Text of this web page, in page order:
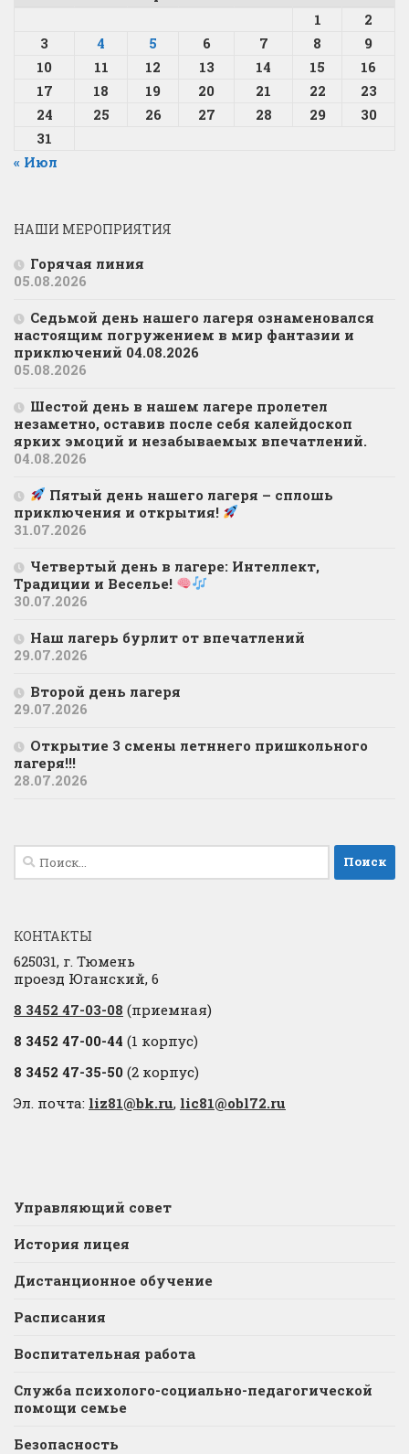
1
2
3
4 5 6 7 8
9
10
11 12 13 14 15
16
17
18 19 20 21 22
23
24
25 26 27 28 29
30
31
« Июл
НАШИ МЕРОПРИЯТИЯ
Горячая линия
05.08.2026
Седьмой день нашего лагеря ознаменовался
настоящим погружением в мир фантазии и
приключений 04.08.2026
05.08.2026
Шестой день в нашем лагере пролетел
незаметно, оставив после себя калейдоскоп
ярких эмоций и незабываемых впечатлений.
04.08.2026
Пятый день нашего лагеря – сплошь
приключения и открытия!
31.07.2026
Четвертый день в лагере: Интеллект,
Традиции и Веселье!
30.07.2026
Наш лагерь бурлит от впечатлений
29.07.2026
Второй день лагеря
29.07.2026
Открытие 3 смены летннего пришкольного
лагеря!!!
28.07.2026
Найти:
КОНТАКТЫ
625031, г. Тюмень
проезд Юганский, 6
8 3452 47-03-08 (приемная)
8 3452 47-00-44 (1 корпус)
8 3452 47-35-50 (2 корпус)
Эл. почта: liz81@bk.ru, lic81@obl72.ru
Управляющий совет
История лицея
Дистанционное обучение
Расписания
Воспитательная работа
Служба психолого-социально-педагогической
помощи семье
Безопасность